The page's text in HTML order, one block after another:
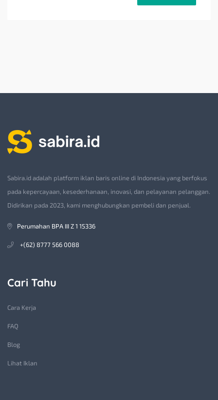
Sabira.id adalah platform iklan baris online di Indonesia yang berfokus
pada kepercayaan, kesederhanaan, inovasi, dan pelayanan pelanggan.
Didirikan pada 2023, kami menghubungkan pembeli dan penjual.
Perumahan BPA III Z 1 15336
+(62) 8777 566 0088
Cari Tahu
Cara Kerja
FAQ
Blog
Lihat Iklan